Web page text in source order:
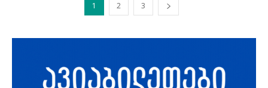
1 2 3